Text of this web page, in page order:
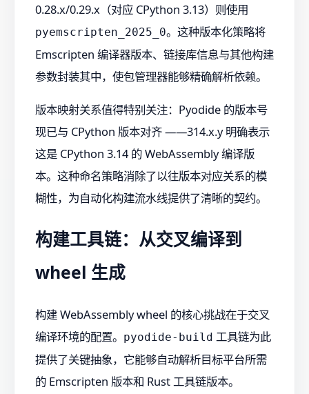
0.28.x/0.29.x（对应 CPython 3.13）则使用
pyemscripten_2025_0。这种版本化策略将
Emscripten 编译器版本、链接库信息与其他构建
参数封装其中，使包管理器能够精确解析依赖。
版本映射关系值得特别关注：Pyodide 的版本号
现已与 CPython 版本对齐 ——314.x.y 明确表示
这是 CPython 3.14 的 WebAssembly 编译版
本。这种命名策略消除了以往版本对应关系的模
糊性，为自动化构建流水线提供了清晰的契约。
构建工具链：从交叉编译到
wheel 生成
构建 WebAssembly wheel 的核心挑战在于交叉
编译环境的配置。 pyodide-build 工具链为此
提供了关键抽象，它能够自动解析目标平台所需
的 Emscripten 版本和 Rust 工具链版本。